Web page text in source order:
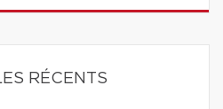
RÉCENTS